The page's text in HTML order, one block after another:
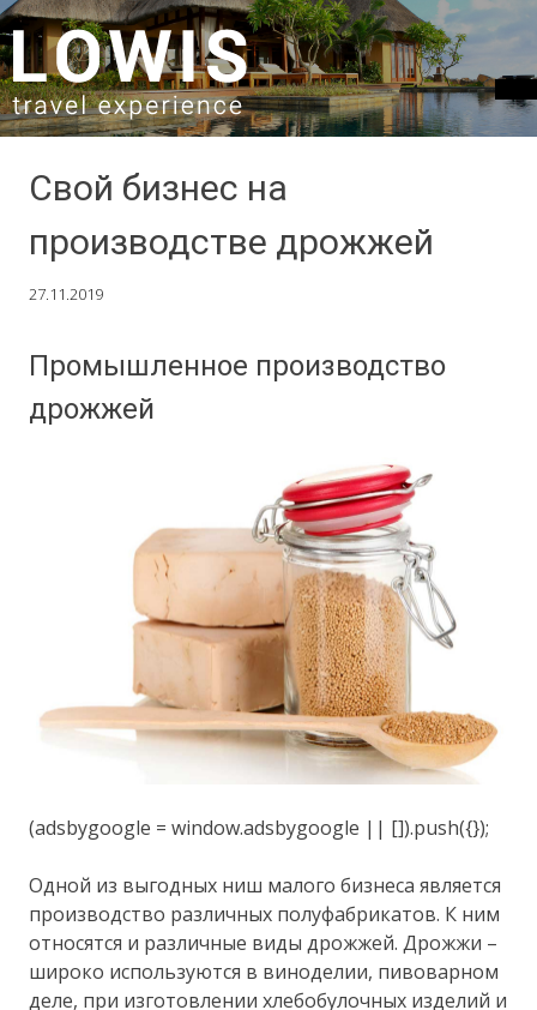
SKIP TO CONTENT
Свой бизнес на
производстве дрожжей
27.11.2019
Промышленное производство
дрожжей
(adsbygoogle = window.adsbygoogle || []).push({});
Одной из выгодных ниш малого бизнеса является
производство различных полуфабрикатов. К ним
относятся и различные виды дрожжей. Дрожжи –
широко используются в виноделии, пивоварном
деле, при изготовлении хлебобулочных изделий и